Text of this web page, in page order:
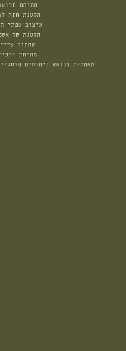
מתיחת
הקטנת חזה
עיצוב שפתי
הקטנת שק
שחזור
מתיחת
מאמרים בנושא ניתוחים